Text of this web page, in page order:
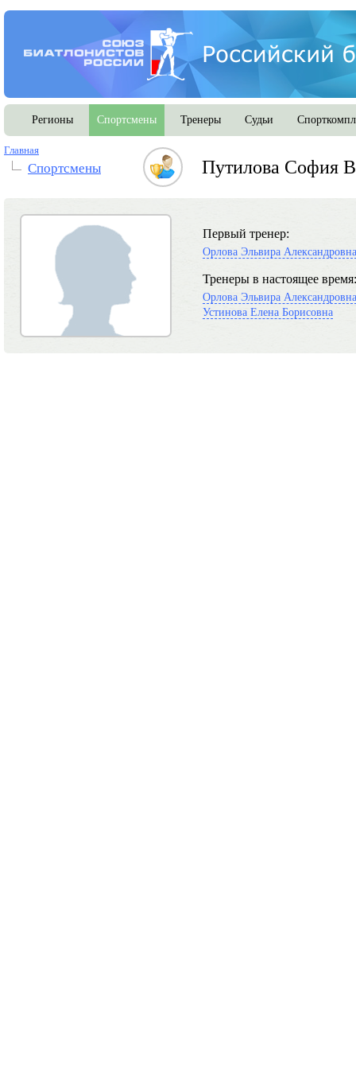
Регионы Спортсмены Тренеры Судьи
Главная
Спортсмены Путилова София
Первый тренер:
Орлова Эльвира Александровна
Тренеры в настоящее время:
Орлова Эльвира Александровна
Устинова Елена Борисовна